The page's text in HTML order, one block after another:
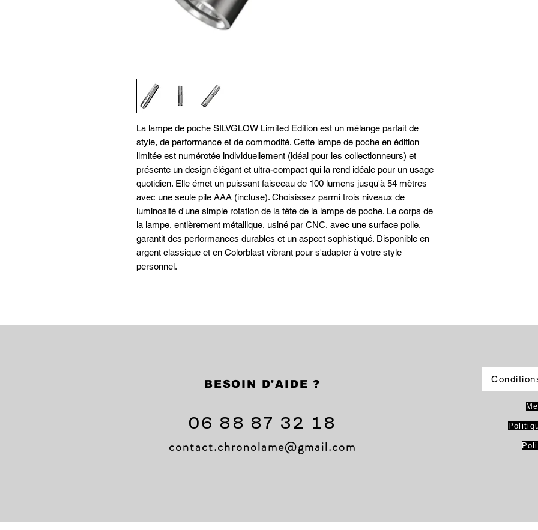
La lampe de poche SILVGLOW Limited Edition est un mélange parfait de
style, de performance et de commodité. Cette lampe de poche en édition
limitée est numérotée individuellement (idéal pour les collectionneurs) et
présente un design élégant et ultra-compact qui la rend idéale pour un usage
quotidien. Elle émet un puissant faisceau de 100 lumens jusqu'à 54 mètres
avec une seule pile AAA (incluse). Choisissez parmi trois niveaux de
luminosité d'une simple rotation de la tête de la lampe de poche. Le corps de
la lampe, entièrement métallique, usiné par CNC, avec une surface polie,
garantit des performances durables et un aspect sophistiqué. Disponible en
argent classique et en Colorblast vibrant pour s'adapter à votre style
personnel.
BESOIN D'AIDE ?
06 88 87 32 18
contact.chronolame@gmail.com